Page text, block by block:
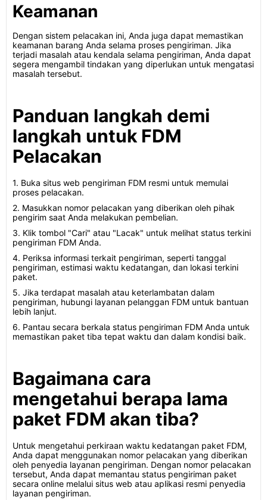
Keamanan
Dengan sistem pelacakan ini, Anda juga dapat memastikan
keamanan barang Anda selama proses pengiriman. Jika
terjadi masalah atau kendala selama pengiriman, Anda dapat
segera mengambil tindakan yang diperlukan untuk mengatasi
masalah tersebut.
Panduan langkah demi
langkah untuk FDM
Pelacakan
1. Buka situs web pengiriman FDM resmi untuk memulai
proses pelacakan.
2. Masukkan nomor pelacakan yang diberikan oleh pihak
pengirim saat Anda melakukan pembelian.
3. Klik tombol "Cari" atau "Lacak" untuk melihat status terkini
pengiriman FDM Anda.
4. Periksa informasi terkait pengiriman, seperti tanggal
pengiriman, estimasi waktu kedatangan, dan lokasi terkini
paket.
5. Jika terdapat masalah atau keterlambatan dalam
pengiriman, hubungi layanan pelanggan FDM untuk bantuan
lebih lanjut.
6. Pantau secara berkala status pengiriman FDM Anda untuk
memastikan paket tiba tepat waktu dan dalam kondisi baik.
Bagaimana cara
mengetahui berapa lama
paket FDM akan tiba?
Untuk mengetahui perkiraan waktu kedatangan paket FDM,
Anda dapat menggunakan nomor pelacakan yang diberikan
oleh penyedia layanan pengiriman. Dengan nomor pelacakan
tersebut, Anda dapat memantau status pengiriman paket
secara online melalui situs web atau aplikasi resmi penyedia
layanan pengiriman.